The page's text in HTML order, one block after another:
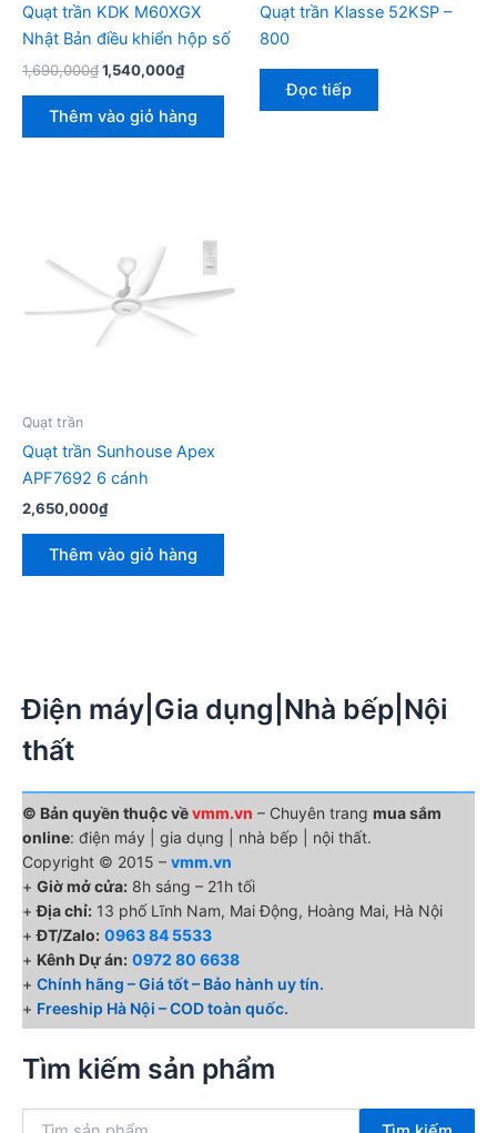
Quạt trần KDK M60XGX
Nhật Bản điều khiển hộp số
1,690,000₫Giá
là:
1,690,000₫.
1,540,000₫Giá
là:
Thêm vào giỏ hàng
Quạt trần Klasse 52KSP –
800
Đọc tiếp
Quạt trần
Quạt trần Sunhouse Apex
APF7692 6 cánh
2,650,000₫
Thêm vào giỏ hàng
Điện máy|Gia dụng|Nhà bếp|Nội
thất
© Bản quyền thuộc vềvmm.vn – Chuyên trang mua sắm
online: điện máy | gia dụng | nhà bếp | nội thất.
Copyright © 2015 – vmm.vn
+ Giờ mở cửa: 8h sáng – 21h tối
+Địa chỉ: 13 phố Lĩnh Nam, Mai Động, Hoàng Mai, Hà Nội
+ĐT/Zalo: 0963 84 5533
+ Kênh Dự án: 0972 80 6638
+ Chính hãng – Giá tốt – Bảo hành uy tín.
+ Freeship Hà Nội – COD toàn quốc.
Tìm kiếm sản phẩm